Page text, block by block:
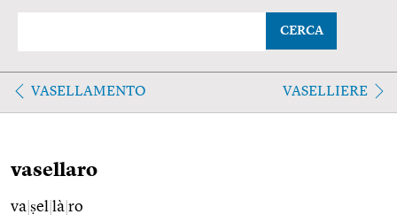
CERCA
VASELLAMENTO VASELLIERE
vasellaro
va ṣel là ro